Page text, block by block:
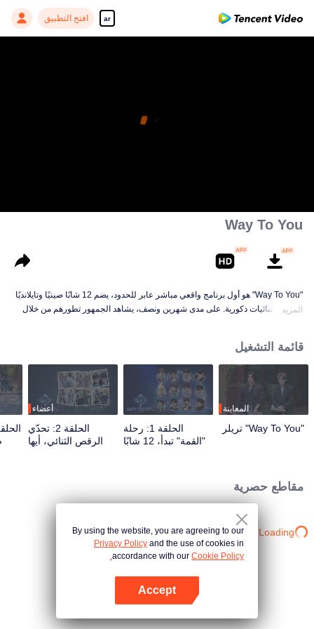
ar افتح التطبيق
Way To You
"Way To You" هو أول برنامج واقعي مباشر عابر للحدود، يضم 12 شابًا صينيًا وتايلانديًا
يشكلون ثنائيات ذكورية. على مدى شهرين ونصف، يشاهد الجمهور تطورهم من خلال
الأول حتى الوصول إلى الانسجام التام. سيحظى الثنائي الأكثر شعبية والأقوى كيمياءً
بفرصة الظهور على المسرح العالمي في النهاية.
المزيد
قائمة التشغيل
المعاينة
"Way To You" تريلر
الحلقة 1: رحلة
"القمة" تبدأ، 12 شابًا
أعضاء
الحلقة 2: تحدّي
الرقص الثنائي، أيها
مقاطع حصرية
Loading…
By using the website, you are agreeing to our
Privacy Policy and the use of cookies in
accordance with our Cookie Policy.
Accept